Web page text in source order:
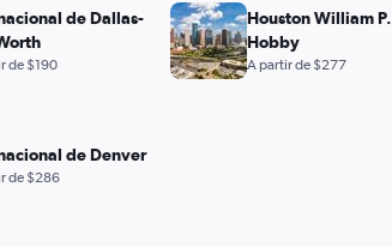
de Dallas-
de $190
Houston William P.
Hobby
A partir de $277
de Denver
de $286